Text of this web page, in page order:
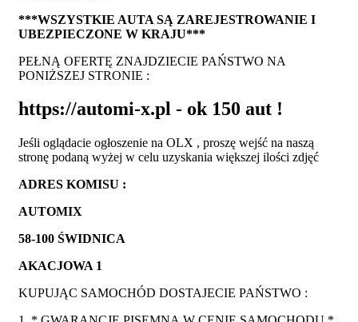
***WSZYSTKIE AUTA SĄ ZAREJESTROWANIE I
UBEZPIECZONE W KRAJU***
PEŁNĄ OFERTĘ ZNAJDZIECIE PAŃSTWO NA
PONIŻSZEJ STRONIE :
https://automi-x.pl - ok 150 aut !
Jeśli oglądacie ogłoszenie na OLX , proszę wejść na naszą
stronę podaną wyżej w celu uzyskania większej ilości zdjęć
ADRES KOMISU :
AUTOMIX
58-100 ŚWIDNICA
AKACJOWA 1
KUPUJĄC SAMOCHÓD DOSTAJECIE PAŃSTWO :